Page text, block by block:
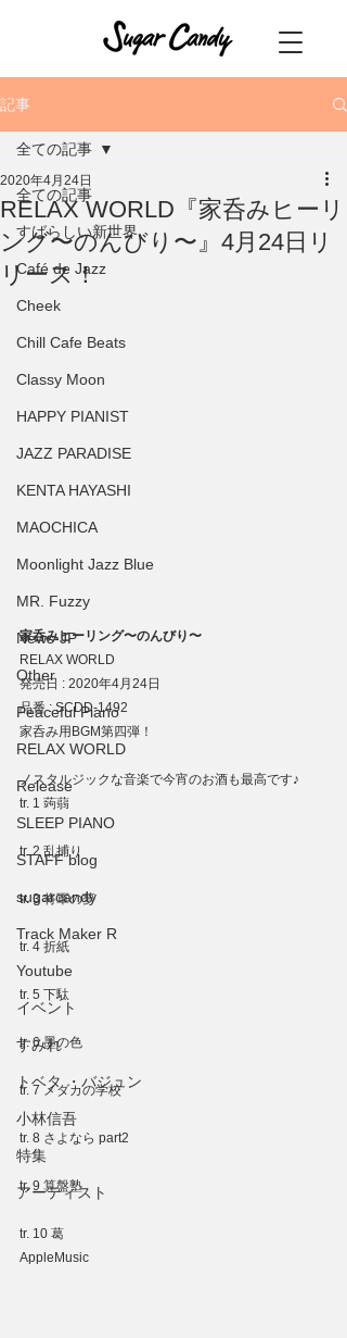
記事
全ての記事
すばらしい新世界
Café de Jazz
Cheek
Chill Cafe Beats
Classy Moon
HAPPY PIANIST
JAZZ PARADISE
KENTA HAYASHI
MAOCHICA
Moonlight Jazz Blue
MR. Fuzzy
News-JP
Other
Peaceful Piano
RELAX WORLD
Release
SLEEP PIANO
STAFF blog
sugarcandy
Track Maker R
Youtube
イベント
すみれ
トベタ ・バジュン
小林信吾
特集
アーティスト
全ての記事
RELAX WORLD『家呑みヒーリ
ング〜のんびり〜』4月24日リ
リース！
2020年4月24日
家呑みヒーリング〜のんびり〜
RELAX WORLD
発売日 : 2020年4月24日
品番 : SCDD-1492
家呑み用BGM第四弾！
ノスタルジックな音楽で今宵のお酒も最高です♪
tr. 1 蒟蒻
tr. 2 乱捕り
tr. 3 将軍の夢
tr. 4 折紙
tr. 5 下駄
tr. 6 墨の色
tr. 7 メダカの学校
tr. 8 さよなら part2
tr. 9 算盤塾
tr. 10 葛
AppleMusic